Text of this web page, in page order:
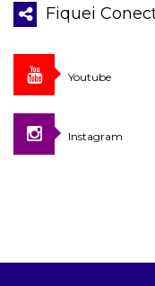
Fiquei
Youtube
Instagram